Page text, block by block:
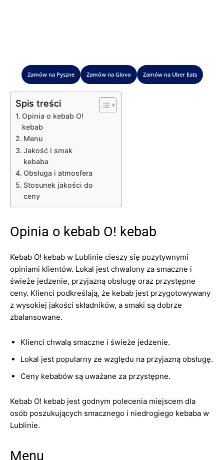
Zamów na Pyszne Zamów na Glovo Zamów na Uber Eats
Spis treści
Opinia o kebab O!
kebab
Menu
Jakość i smak
kebaba
Obsługa i atmosfera
Stosunek jakości do
ceny
Opinia o kebab O! kebab
Kebab O! kebab w Lublinie cieszy się pozytywnymi
opiniami klientów. Lokal jest chwalony za smaczne i
świeże jedzenie, przyjazną obsługę oraz przystępne
ceny. Klienci podkreślają, że kebab jest przygotowywany
z wysokiej jakości składników, a smaki są dobrze
zbalansowane.
Klienci chwalą smaczne i świeże jedzenie.
Lokal jest popularny ze względu na przyjazną obsługę.
Ceny kebabów są uważane za przystępne.
Kebab O! kebab jest godnym polecenia miejscem dla
osób poszukujących smacznego i niedrogiego kebaba w
Lublinie.
Menu